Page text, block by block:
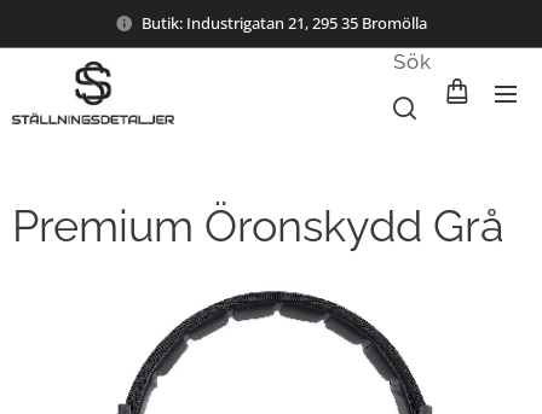
Butik: Industrigatan 21, 295 35 Bromölla
Sök
Premium Öronskydd Grå